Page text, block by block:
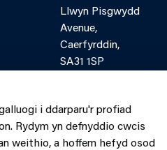
Llwyn Pisgwydd
Avenue,
Caerfyrddin,
SA31 1SP
lein Ffon.
0370 6060699
i ddarparu'r profiad
Rydym yn defnyddio cwcis
weithio, a hoffem hefyd osod